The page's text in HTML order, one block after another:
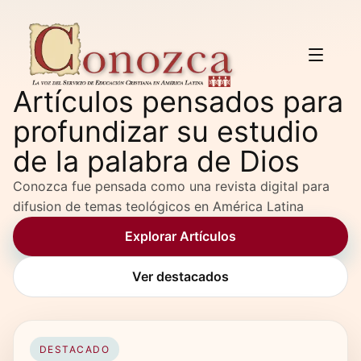
Artículos pensados para
profundizar su estudio
de la palabra de Dios
Conozca fue pensada como una revista digital para
difusion de temas teológicos en América Latina
Explorar Artículos
Ver destacados
DESTACADO